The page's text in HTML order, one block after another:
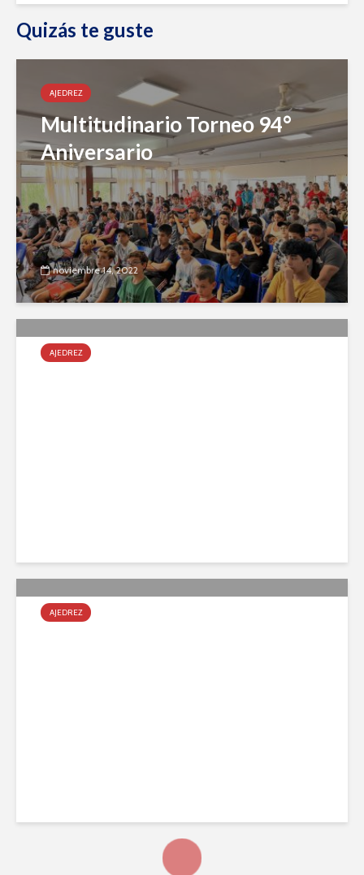
Quizás te guste
AJEDREZ
Multitudinario Torneo 94°
Aniversario
noviembre 14, 2022
AJEDREZ
AJEDREZ